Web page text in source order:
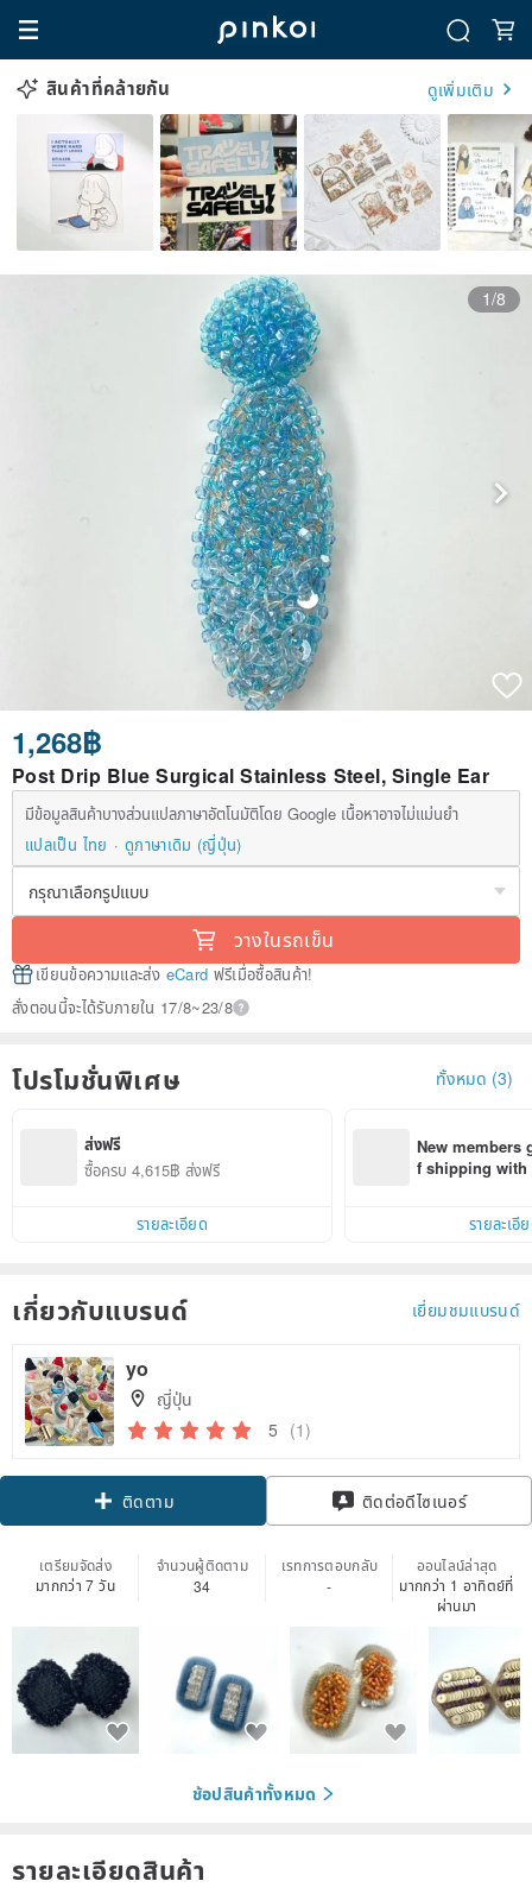
สินค้าที่คล้ายกัน ดูเพิ่มเติม
1/8
1,268฿
Post Drip Blue Surgical Stainless Steel, Single Ear
มีข้อมูลสินค้าบางส่วนแปลภาษาอัตโนมัติโดย Google เนื้อหาอาจไม่แม่นยำ
แปลเป็น ไทย
ดูภาษาเดิม (ญี่ปุ่น)
วางในรถเข็น
เขียนข้อความและส่ง eCard ฟรีเมื่อซื้อสินค้า!
สั่งตอนนี้จะได้รับภายใน 17/8~23/8
โปรโมชั่นพิเศษ ทั้งหมด (3)
ส่งฟรี
ซื้อครบ 4,615฿ ส่งฟรี
รายละเอียด
New members
f shipping
รายละเอี
เกี่ยวกับแบรนด์ เยี่ยมชมแบรนด์
yo
ญี่ปุ่น
5 (1)
ติดตาม ติดต่อดีไซเนอร์
เตรียมจัดส่ง
มากกว่า 7 วัน
จำนวนผู้ติดตาม
34
เรทการตอบกลับ
-
ออนไลน์ล่าสุด
มากกว่า 1 อาทิตย์ที่
ผ่านมา
ช้อปสินค้าทั้งหมด
รายละเอียดสินค้า